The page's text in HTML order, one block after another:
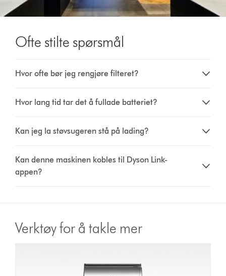
Ofte stilte spørsmål
Hvor ofte bør jeg rengjøre filteret?
Hvor lang tid tar det å fullade batteriet?
Kan jeg la støvsugeren stå på lading?
Kan denne maskinen kobles til Dyson Link-
appen?
Verktøy for å takle mer